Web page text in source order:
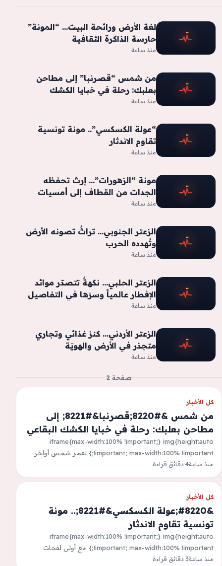
لغة الأرض ورائحة البيت… “المونة”
حارسة الذاكرة الثقافية
منذ ساعة
من شمس “قصرنبا” إلى مطاحن
بعلبك: رحلة في خبايا الكشك
البقاعي
منذ ساعة
“عولة الكسكسي”.. مونة تونسية
تقاوم الاندثار
منذ ساعة
مونة “الزهورات”… إرث تحفظه
الجدات من القطاف إلى أمسيات
الشّتاء
منذ ساعة
الزعتر الجنوبي… تراثٌ تصونه الأرض
وتُهدده الحرب
منذ ساعة
الزعتر الحلبي… نكهةٌ تتصدّر موائد
الإفطار عالمياً وسرّها في التفاصيل
منذ ساعة
الزعتر الأردني… كنز غذائي وتجاري
متجذر في الأرض والهويّة
منذ ساعة
صفحة 2
كل الأخبار
من شمس &#8220;قصرنبا&#8221; إلى
مطاحن بعلبك: رحلة في خبايا الكشك البقاعي
iframe{max-width:100% !important;} img{height:auto
!important; max-width:100% !important;} تغمر شمس أواخر
الصيف أسطح البقاع، لتبدأ معها حكاية لا يرويها التقويم، بل تُدرك
بالرائحة. رائحة…
منذ ساعة4 دقائق قراءة
كل الأخبار
&#8220;عولة الكسكسي&#8221;.. مونة
تونسية تقاوم الاندثار
iframe{max-width:100% !important;} img{height:auto
!important; max-width:100% !important;} مع أولى لفحات
الصيف، تبدأ ربات البيوت في تونس الاستعداد لمونة الشتاء. وفي أزقة
منذ ساعة3 دقائق قراءة